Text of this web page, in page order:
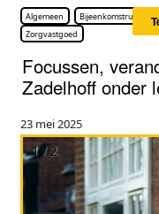
Algemeen Bijeenkomstruimte
Zorgvastgoed
Focussen,
Zadelhoff onder
23 mei 2025
1 / 2